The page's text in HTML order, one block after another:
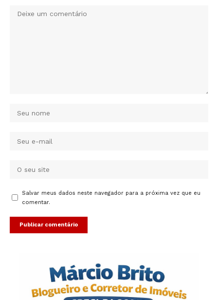
Salvar meus dados neste navegador para a próxima vez que eu
comentar.